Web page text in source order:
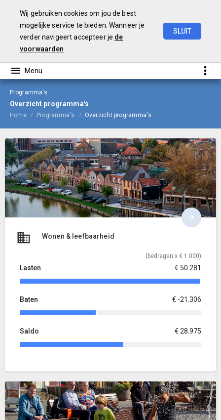
Wij gebruiken cookies om jou de best
mogelijke service te bieden. Wanneer je
verder navigeert accepteer je de
voorwaarden
SLUIT
Programma's
Overzicht programma's
Home Programma's Overzicht programma's
Wonen & leefbaarheid
(bedragen x € 1.000)
Lasten € 50.281
Baten € -21.306
Saldo € 28.975